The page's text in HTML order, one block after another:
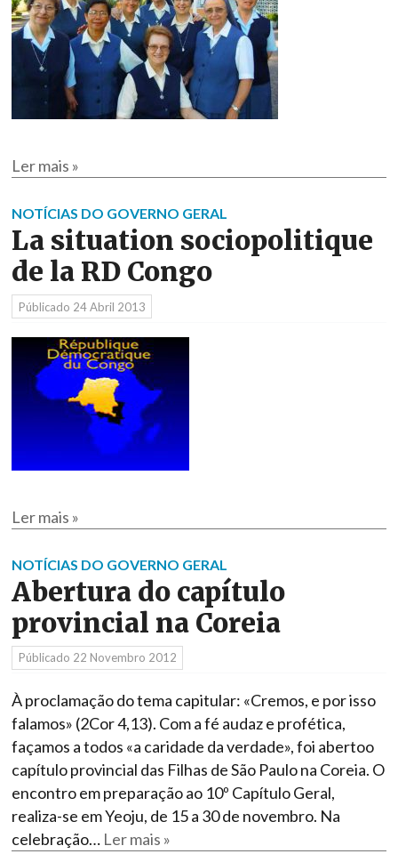
Ler mais »
NOTÍCIAS DO GOVERNO GERAL
La situation sociopolitique
de la RD Congo
Públicado 24 Abril 2013
Ler mais »
NOTÍCIAS DO GOVERNO GERAL
Abertura do capítulo
provincial na Coreia
Públicado 22 Novembro 2012
À proclamação do tema capitular: «Cremos, e por isso
falamos» (2Cor 4,13). Com a fé audaz e profética,
façamos a todos «a caridade da verdade», foi abertoo
capítulo provincial das Filhas de São Paulo na Coreia. O
encontro em preparação ao 10º Capítulo Geral,
realiza-se em Yeoju, de 15 a 30 de novembro. Na
celebração… Ler mais »